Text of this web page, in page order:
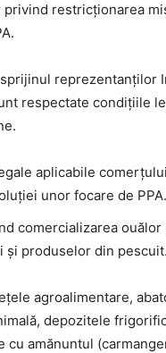
restricționarea
reprezentanţilor
respectate condițiile
aplicabile
unor focare de PPA.
comercializarea
şi produselor din pescuit.
agroalimentare,
depozitele
cu amănuntul